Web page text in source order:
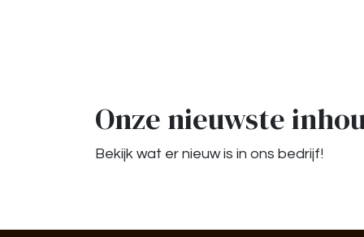
Onze nieuwste
Bekijk wat er nieuw is in ons bedrijf!